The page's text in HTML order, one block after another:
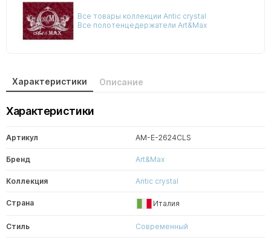
Все товары коллекции Antic crystal
Все полотенцедержатели Art&Max
Характеристики Описание
Характеристики
Артикул AM-E-2624CLS
Бренд Art&Max
Коллекция Antic crystal
Страна Италия
Стиль Современный